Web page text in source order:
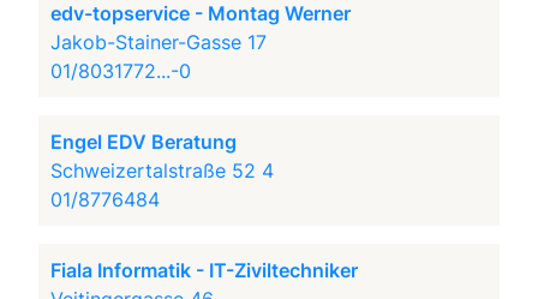
edv-topservice - Montag Werner
Jakob-Stainer-Gasse 17
01/8031772...-0
Engel EDV Beratung
Schweizertalstraße 52 4
01/8776484
Fiala Informatik - IT-Ziviltechniker